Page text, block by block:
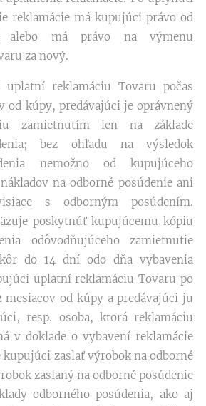
reklamácie má kupujúci právo od
alebo má právo na výmenu
za nový.
reklamáciu Tovaru počas
od kúpy, predávajúci je oprávnený
zamietnutím len na základe
bez ohľadu na výsledok
nemožno od kupujúceho
na odborné posúdenie ani
s odborným posúdením.
poskytnúť kupujúcemu kópiu
odôvodňujúceho zamietnutie
do 14 dní odo dňa vybavenia
uplatní reklamáciu Tovaru po
od kúpy a predávajúci ju
resp. osoba, ktorá reklamáciu
v doklade o vybavení reklamácie
zaslať výrobok na odborné
zaslaný na odborné posúdenie
odborného posúdenia, ako aj